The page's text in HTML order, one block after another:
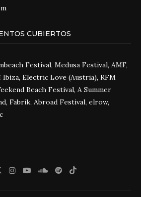
CUBIERTOS
Festival, Medusa Festival, AMF,
Ibiza, Electric Love (Austria), RFM
Beach Festival, A Summer
Fabrik, Abroad Festival, elrow,